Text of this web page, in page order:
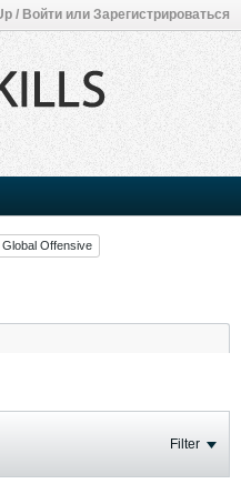
/ Войти или Зарегистрироваться
Offensive
Filter